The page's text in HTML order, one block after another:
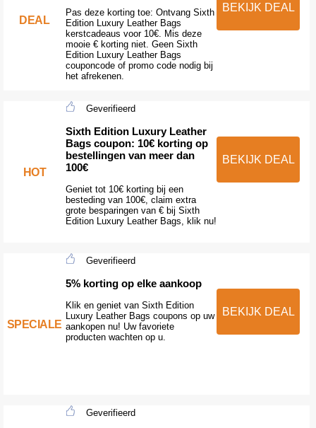
DEAL
Pas deze korting toe: Ontvang Sixth
Edition Luxury Leather Bags
kerstcadeaus voor 10€. Mis deze
mooie € korting niet. Geen Sixth
Edition Luxury Leather Bags
couponcode of promo code nodig bij
het afrekenen.
BEKIJK DEAL
HOT
Geverifieerd
Sixth Edition Luxury Leather
Bags coupon: 10€ korting op
bestellingen van meer dan
100€
Geniet tot 10€ korting bij een
besteding van 100€, claim extra
grote besparingen van € bij Sixth
Edition Luxury Leather Bags, klik nu!
BEKIJK DEAL
SPECIALE
Geverifieerd
5% korting op elke aankoop
Klik en geniet van Sixth Edition
Luxury Leather Bags coupons op uw
aankopen nu! Uw favoriete
producten wachten op u.
BEKIJK DEAL
Geverifieerd